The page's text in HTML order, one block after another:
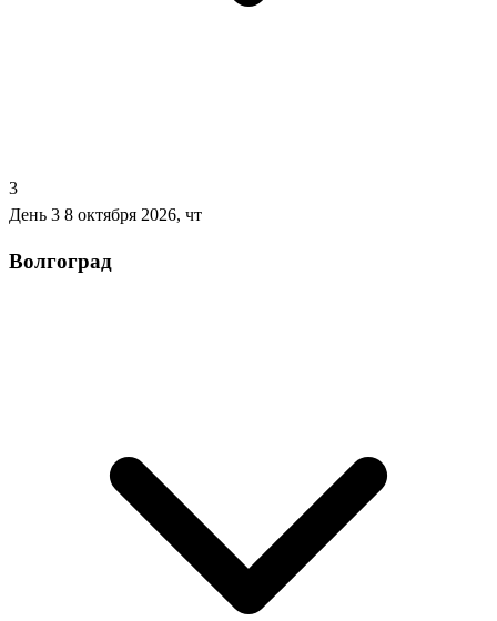
3
День 3 8 октября 2026, чт
Волгоград